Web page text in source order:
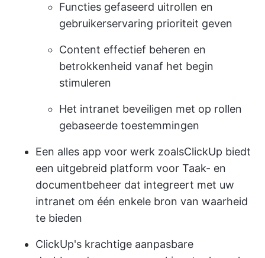
Functies gefaseerd uitrollen en
gebruikerservaring prioriteit geven
Content effectief beheren en
betrokkenheid vanaf het begin
stimuleren
Het intranet beveiligen met op rollen
gebaseerde toestemmingen
Een alles app voor werk zoalsClickUp biedt
een uitgebreid platform voor Taak- en
documentbeheer dat integreert met uw
intranet om één enkele bron van waarheid
te bieden
ClickUp's krachtige aanpasbare